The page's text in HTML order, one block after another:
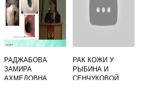
РАДЖАБОВА
ЗАМИРА
АХМЕДОВНА
РАК КОЖИ У
РЫБИНА И
СЕНЧУКОВОЙ